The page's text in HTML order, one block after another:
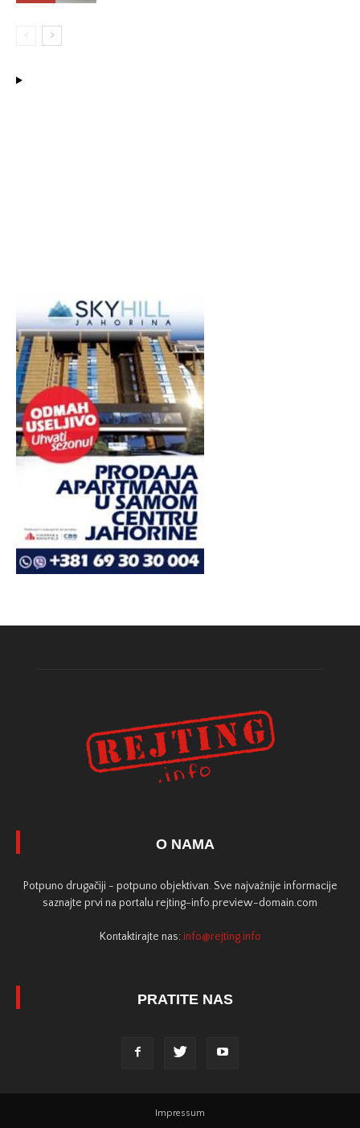
O NAMA
Potpuno drugačiji - potpuno objektivan. Sve najvažnije informacije
saznajte prvi na portalu rejting-info.preview-domain.com
Kontaktirajte nas: info@rejting.info
PRATITE NAS
Impressum